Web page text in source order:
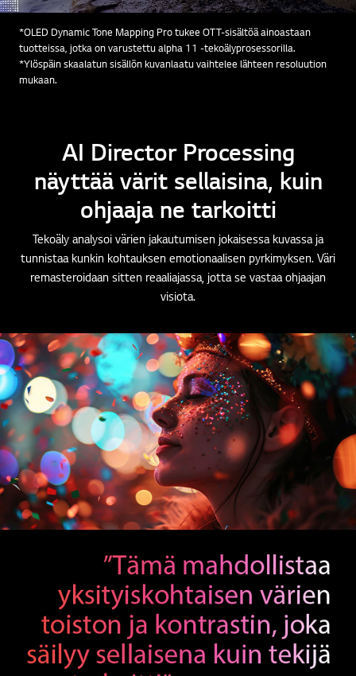
*OLED Dynamic Tone Mapping Pro tukee OTT-sisältöä ainoastaan
tuotteissa, jotka on varustettu alpha 11 -tekoälyprosessorilla.
*Ylöspäin skaalatun sisällön kuvanlaatu vaihtelee lähteen resoluution
mukaan.
AI Director Processing
näyttää värit sellaisina, kuin
ohjaaja ne tarkoitti
Tekoäly analysoi värien jakautumisen jokaisessa kuvassa ja
tunnistaa kunkin kohtauksen emotionaalisen pyrkimyksen. Väri
remasteroidaan sitten reaaliajassa, jotta se vastaa ohjaajan
visiota.